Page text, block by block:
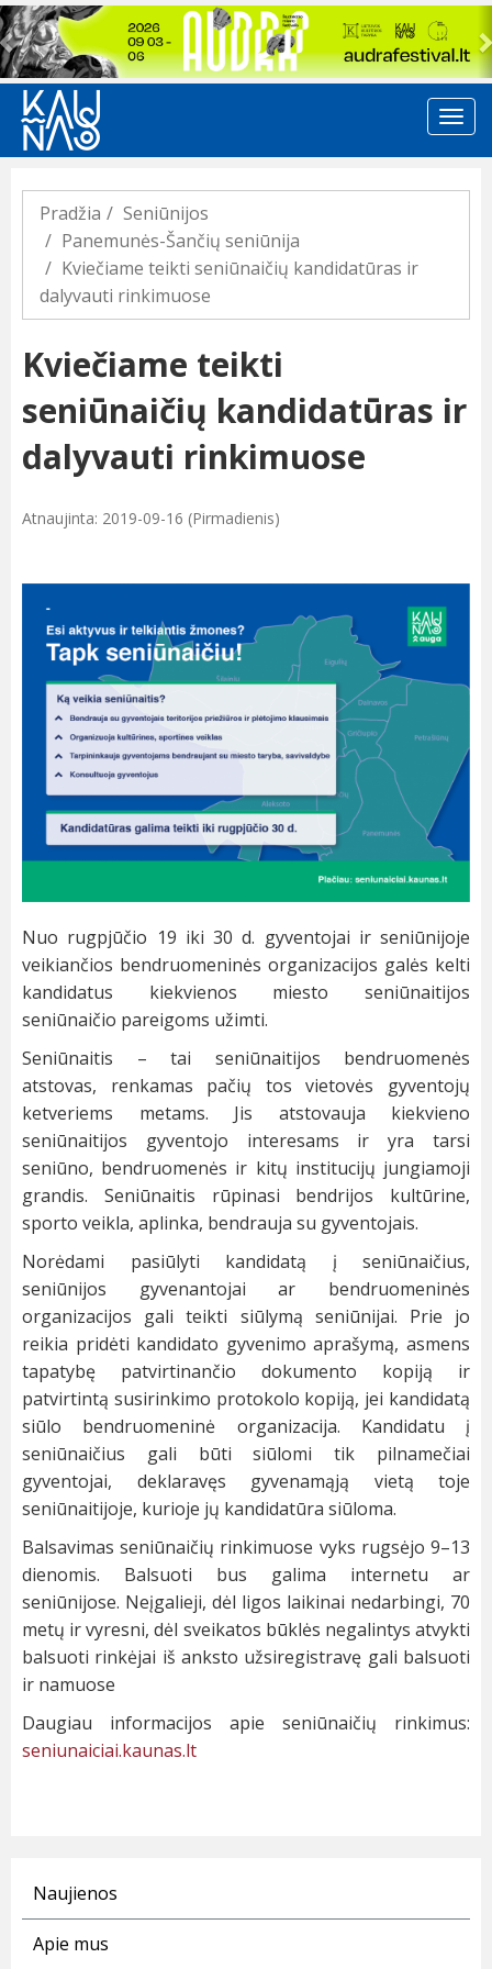
Previous
Pradžia
Seniūnijos
Panemunės-Šančių seniūnija
Kviečiame teikti seniūnaičių kandidatūras ir
dalyvauti rinkimuose
Kviečiame teikti
seniūnaičių kandidatūras ir
dalyvauti rinkimuose
Atnaujinta: 2019-09-16 (Pirmadienis)
Nuo rugpjūčio 19 iki 30 d. gyventojai ir seniūnijoje
veikiančios bendruomeninės organizacijos galės kelti
kandidatus kiekvienos miesto seniūnaitijos
seniūnaičio pareigoms užimti.
Seniūnaitis – tai seniūnaitijos bendruomenės
atstovas, renkamas pačių tos vietovės gyventojų
ketveriems metams. Jis atstovauja kiekvieno
seniūnaitijos gyventojo interesams ir yra tarsi
seniūno, bendruomenės ir kitų institucijų jungiamoji
grandis. Seniūnaitis rūpinasi bendrijos kultūrine,
sporto veikla, aplinka, bendrauja su gyventojais.
Norėdami pasiūlyti kandidatą į seniūnaičius,
seniūnijos gyvenantojai ar bendruomeninės
organizacijos gali teikti siūlymą seniūnijai. Prie jo
reikia pridėti kandidato gyvenimo aprašymą, asmens
tapatybę patvirtinančio dokumento kopiją ir
patvirtintą susirinkimo protokolo kopiją, jei kandidatą
siūlo bendruomeninė organizacija. Kandidatu į
seniūnaičius gali būti siūlomi tik pilnamečiai
gyventojai, deklaravęs gyvenamąją vietą toje
seniūnaitijoje, kurioje jų kandidatūra siūloma.
Balsavimas seniūnaičių rinkimuose vyks rugsėjo 9–13
dienomis. Balsuoti bus galima internetu ar
seniūnijose. Neįgalieji, dėl ligos laikinai nedarbingi, 70
metų ir vyresni, dėl sveikatos būklės negalintys atvykti
balsuoti rinkėjai iš anksto užsiregistravę gali balsuoti
ir namuose
Daugiau informacijos apie seniūnaičių rinkimus:
seniunaiciai.kaunas.lt
Naujienos
Apie mus